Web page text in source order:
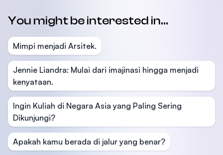
You might be interested in...
Mimpi menjadi Arsitek.
Jennie Liandra: Mulai dari imajinasi hingga menjadi
kenyataan.
Ingin Kuliah di Negara Asia yang Paling Sering
Dikunjungi?
Apakah kamu berada di jalur yang benar?